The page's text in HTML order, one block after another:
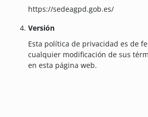
https://sedeagpd.gob.es/
Versión
Esta política de privacidad es de
cualquier modificación de sus
en esta página web.